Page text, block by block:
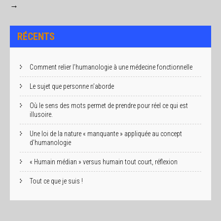
→
RÉCENTS
Comment relier l’humanologie à une médecine fonctionnelle
Le sujet que personne n’aborde
Où le sens des mots permet de prendre pour réel ce qui est
illusoire.
Une loi de la nature « manquante » appliquée au concept
d’humanologie
« Humain médian » versus humain tout court, réflexion
Tout ce que je suis !